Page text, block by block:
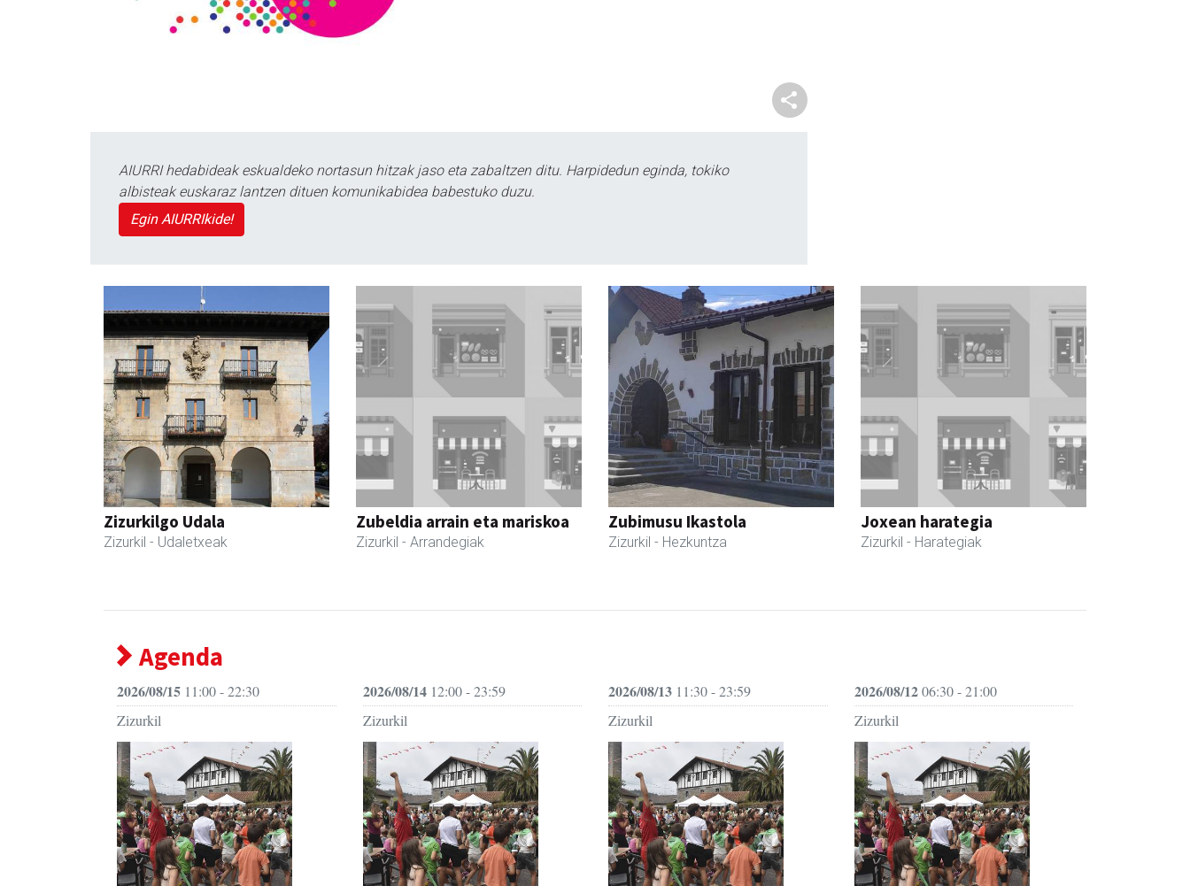
AIURRI hedabideak eskualdeko nortasun hitzak jaso eta zabaltzen ditu. Harpidedun eginda, tokiko
albisteak euskaraz lantzen dituen komunikabidea babestuko duzu.
Egin AIURRIkide!
Zizurkilgo Udala
Zizurkil - Udaletxeak
Zubeldia arrain eta mariskoa
Zizurkil - Arrandegiak
Zubimusu Ikastola
Zizurkil - Hezkuntza
Joxean harategia
Zizurkil - Harategiak
Agenda
2026/08/15 11:00 - 22:30
Zizurkil
2026/08/1412:00 - 23:59
Zizurkil
2026/08/13 11:30 - 23:59
Zizurkil
2026/08/1206:30 - 21:00
Zizurkil